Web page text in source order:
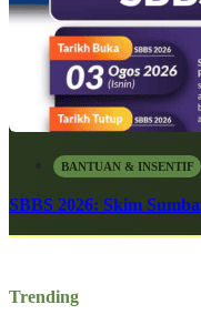
BANTUAN & INSENTIF
SBBS 2026: Skim
Trending